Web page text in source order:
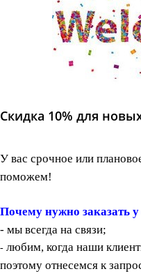
Скидка 10% для
У вас срочное или
поможем!
Почему нужно заказать
- мы всегда на связи;
- любим, когда наши
поэтому отнесемся к